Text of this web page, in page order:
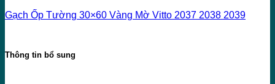
Gạch Ốp Tường 30×60 Vàng Mờ Vitto 2037 2038 2039
Thông tin bổ sung